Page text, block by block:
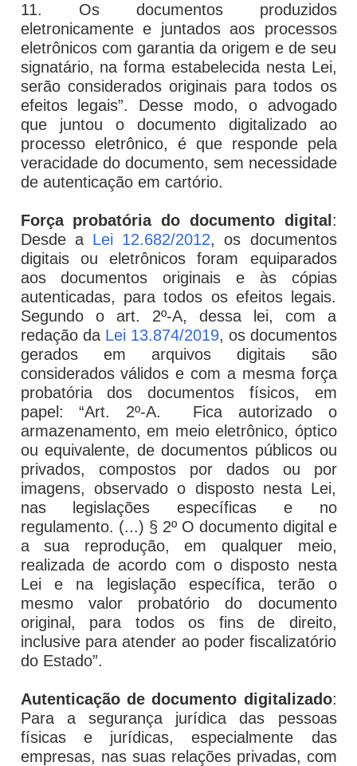
11. Os documentos produzidos
eletronicamente e juntados aos processos
eletrônicos com garantia da origem e de seu
signatário, na forma estabelecida nesta Lei,
serão considerados originais para todos os
efeitos legais”. Desse modo, o advogado
que juntou o documento digitalizado ao
processo eletrônico, é que responde pela
veracidade do documento, sem necessidade
de autenticação em cartório.
Força probatória do documento digital :
Desde a Lei 12.682/2012, os documentos
digitais ou eletrônicos foram equiparados
aos documentos originais e às cópias
autenticadas, para todos os efeitos legais.
Segundo o art. 2º-A, dessa lei, com a
redação da Lei 13.874/2019, os documentos
gerados em arquivos digitais são
considerados válidos e com a mesma força
probatória dos documentos físicos, em
papel: “Art. 2º-A. Fica autorizado o
armazenamento, em meio eletrônico, óptico
ou equivalente, de documentos públicos ou
privados, compostos por dados ou por
imagens, observado o disposto nesta Lei,
nas legislações específicas e no
regulamento. (...) § 2º O documento digital e
a sua reprodução, em qualquer meio,
realizada de acordo com o disposto nesta
Lei e na legislação específica, terão o
mesmo valor probatório do documento
original, para todos os fins de direito,
inclusive para atender ao poder fiscalizatório
do Estado”.
Autenticação de documento digitalizado:
Para a segurança jurídica das pessoas
físicas e jurídicas, especialmente das
empresas, nas suas relações privadas, com